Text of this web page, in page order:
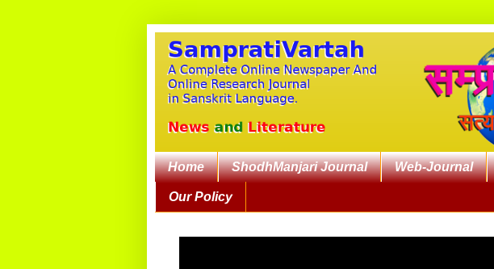
Home ShodhManjari Journal Web-Journal
Our Policy